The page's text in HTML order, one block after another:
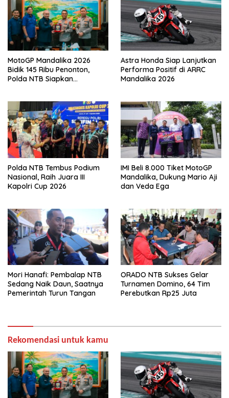
MotoGP Mandalika 2026
Bidik 145 Ribu Penonton,
Polda NTB Siapkan
Astra Honda Siap Lanjutkan
Performa Positif di ARRC
Mandalika 2026
Polda NTB Tembus Podium
Nasional, Raih Juara III
Kapolri Cup 2026
IMI Beli 8.000 Tiket MotoGP
Mandalika, Dukung Mario Aji
dan Veda Ega
Mori Hanafi: Pembalap NTB
Sedang Naik Daun, Saatnya
Pemerintah Turun Tangan
ORADO NTB Sukses Gelar
Turnamen Domino, 64 Tim
Perebutkan Rp25 Juta
Rekomendasi untuk kamu